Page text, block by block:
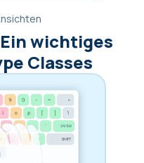
wichtiges
Classes